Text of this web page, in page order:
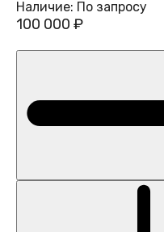
Наличие: По запросу
100 000 ₽